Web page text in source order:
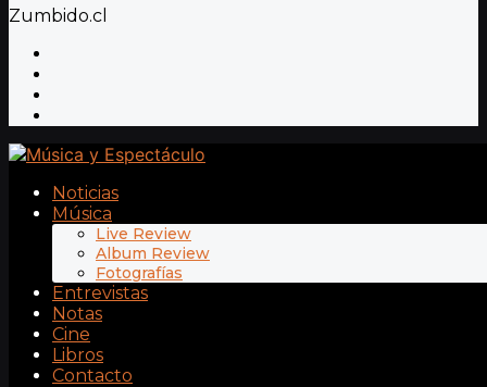
Zumbido.cl
Noticias
Música
Live Review
Album Review
Fotografías
Entrevistas
Notas
Cine
Libros
Contacto